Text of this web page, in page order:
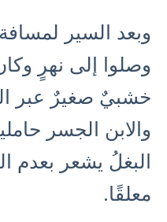
وبعد السير
وصلوا إلى نهرٍ
خشبيٌ صغيرٌ عبر
والابن الجسر
البغلُ يشعر بعدم
معلقًا.